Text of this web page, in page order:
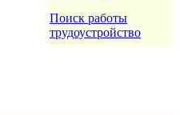
Поиск работы
трудоустройство